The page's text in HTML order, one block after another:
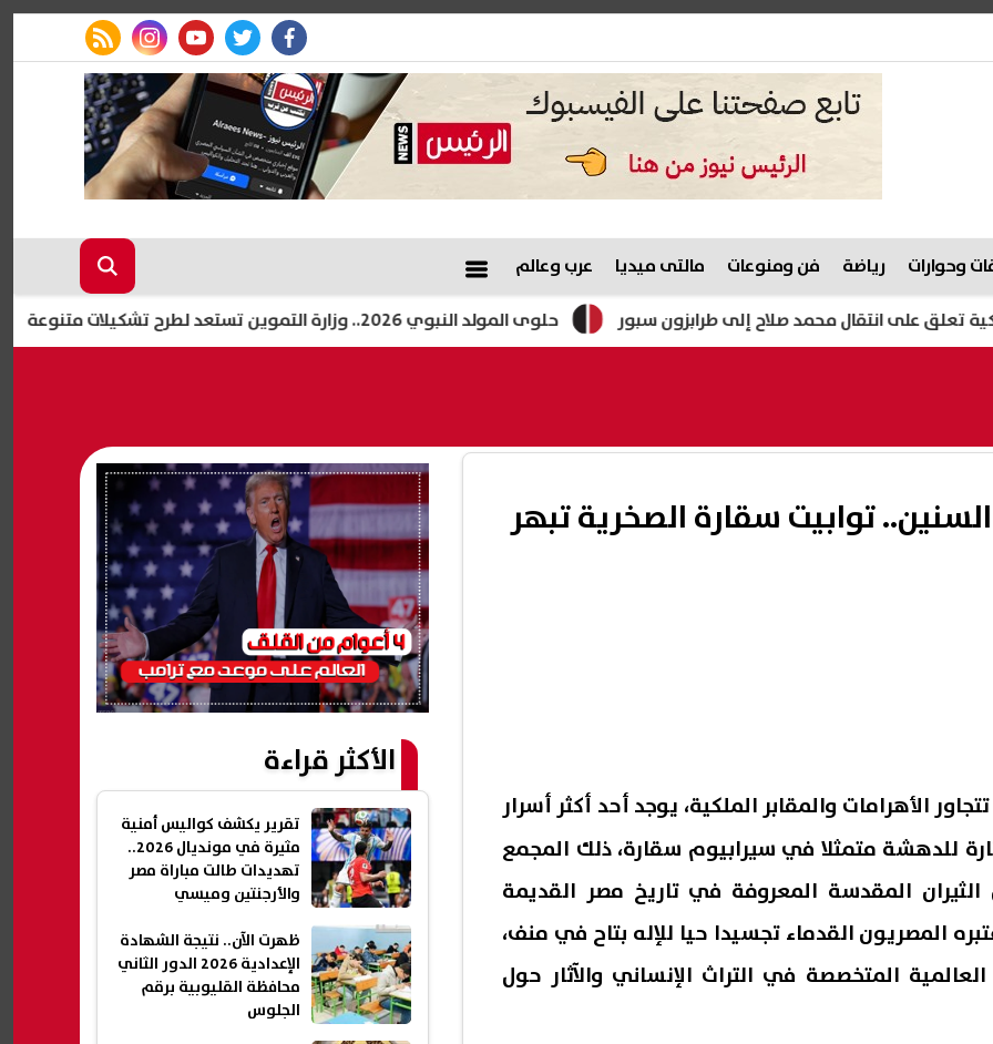
facebook
twitter
youtube
instagram
rss feed
وحوارات رياضة فن ومنوعات مالتى ميديا عرب وعالم
خطوات حلوى المولد النبوي 2026.. وزارة التموين تستعد لطرح تشكيلات متنوعة انتقال محمد صلاح إلى طرابزون سبور
توابيت سقارة الصخرية تبهر
الأهرامات والمقابر الملكية، يوجد أحد أكثر أسرار
للدهشة متمثلا في سيرابيوم سقارة، ذلك المجمع
المقدسة المعروفة في تاريخ مصر القديمة
المصريون القدماء تجسيدا حيا للإله بتاح في منف،
المتخصصة في التراث الإنساني والآثار حول
الأكثر قراءة
تقرير يكشف كواليس أمنية
مثيرة في مونديال 2026..
تهديدات طالت مباراة مصر
والأرجنتين وميسي
ظهرت الآن.. نتيجة الشهادة
الإعدادية 2026 الدور الثاني
محافظة القليوبية برقم
الجلوس